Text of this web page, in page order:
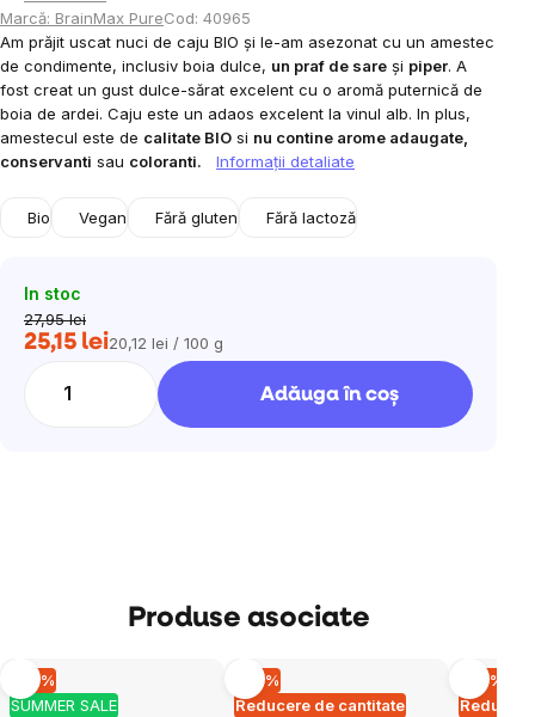
Marcă: BrainMax PureCod: 40965
Am prăjit uscat nuci de caju BIO și le-am asezonat cu un amestec
de condimente, inclusiv boia dulce, un praf de sare și piper. A
fost creat un gust dulce-sărat excelent cu o aromă puternică de
boia de ardei. Caju este un adaos excelent la vinul alb. In plus,
amestecul este de calitate BIO si nu contine arome adaugate,
conservanti sau coloranti. Informaţii detaliate
Bio Vegan Fără gluten Fără lactoză
In stoc
27,95 lei
25,15 leiEvaluare
20,12 lei / 100 g
Adăuga în coş
Produse asociate
SUMMER SALE
–10 %
Reducere de cantitate
–10 % –10 %